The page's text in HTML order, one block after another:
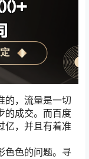
的，流量是一切
的成交。而百度
亿，并且有着准
色色的问题。寻